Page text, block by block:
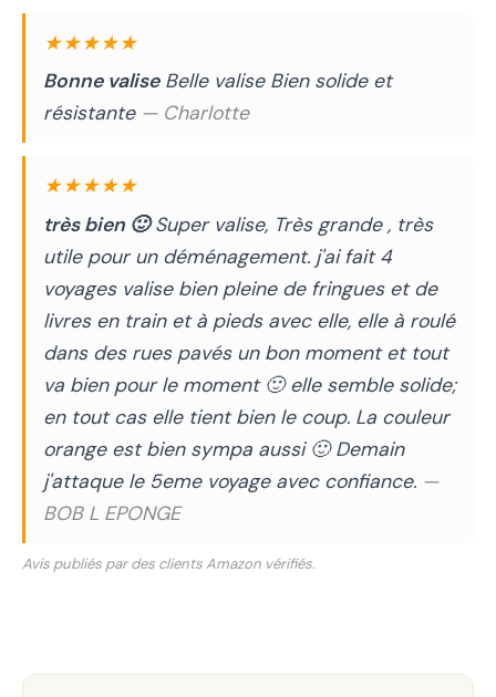
★★★★★
Bonne valiseBelle valise Bien solide et
résistante — Charlotte
★★★★★
très bien 🙂Super valise, Très grande , très
utile pour un déménagement. j'ai fait 4
voyages valise bien pleine de fringues et de
livres en train et à pieds avec elle, elle à roulé
dans des rues pavés un bon moment et tout
va bien pour le moment 🙂 elle semble solide;
en tout cas elle tient bien le coup. La couleur
orange est bien sympa aussi 🙂 Demain
j'attaque le 5eme voyage avec confiance. —
BOB L EPONGE
Avis publiés par des clients Amazon vérifiés.